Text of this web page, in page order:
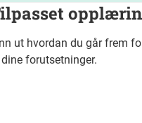
ut hvordan du går frem
forutsetninger.